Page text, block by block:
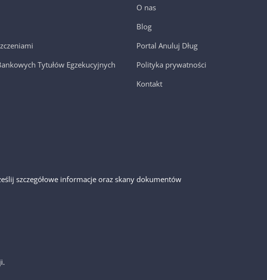
Tytułów Egzekucyjnych
O nas
Blog
Portal Anuluj Dług
Polityka prywatności
Kontakt
szczegółowe informacje oraz skany dokumentów